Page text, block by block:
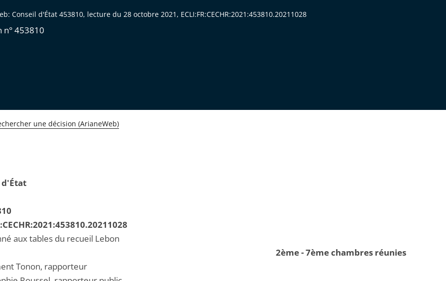
Conseil d'État 453810, lecture du 28 octobre 2021, ECLI:FR:CECHR:2021:453810.20211028
n° 453810
une décision (ArianeWeb)
d'État
aux tables du recueil Lebon
2ème - 7ème chambres réunies
Tonon, rapporteur